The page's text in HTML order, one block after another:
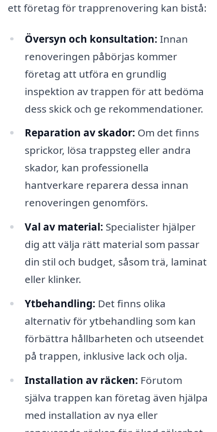
ett företag för trapprenovering kan bistå:
Översyn och konsultation: Innan
renoveringen påbörjas kommer
företag att utföra en grundlig
inspektion av trappen för att bedöma
dess skick och ge rekommendationer.
Reparation av skador: Om det finns
sprickor, lösa trappsteg eller andra
skador, kan professionella
hantverkare reparera dessa innan
renoveringen genomförs.
Val av material: Specialister hjälper
dig att välja rätt material som passar
din stil och budget, såsom trä, laminat
eller klinker.
Ytbehandling: Det finns olika
alternativ för ytbehandling som kan
förbättra hållbarheten och utseendet
på trappen, inklusive lack och olja.
Installation av räcken: Förutom
själva trappen kan företag även hjälpa
med installation av nya eller